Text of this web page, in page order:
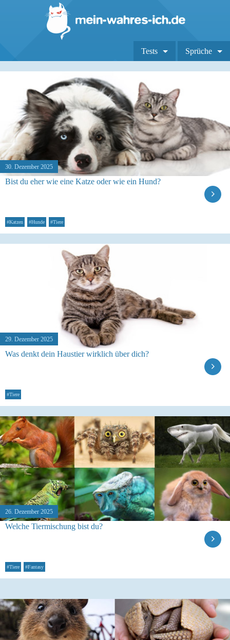
Tests Sprüche
30. Dezember 2025
Bist du eher wie eine Katze oder wie ein Hund?
#Katzen #Hunde #Tiere
29. Dezember 2025
Was denkt dein Haustier wirklich über dich?
#Tiere
26. Dezember 2025
Welche Tiermischung bist du?
#Tiere #Fantasy